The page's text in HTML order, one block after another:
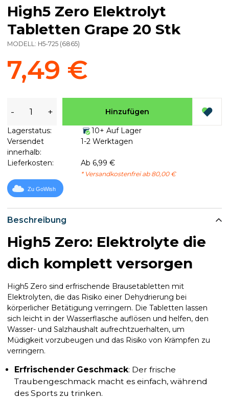
Beschreibung
High5 Zero: Elektrolyte die
dich komplett versorgen
High5 Zero sind erfrischende Brausetabletten mit
Elektrolyten, die das Risiko einer Dehydrierung bei
körperlicher Betätigung verringern. Die Tabletten lassen
sich leicht in der Wasserflasche auflösen und helfen, den
Wasser- und Salzhaushalt aufrechtzuerhalten, um
Müdigkeit vorzubeugen und das Risiko von Krämpfen zu
verringern.
Erfrischender Geschmack: Der frische
Traubengeschmack macht es einfach, während
des Sports zu trinken.
High5 Zero Elektrolyt
Tabletten Grape 20 Stk
MODELL: H5-725 (6865)
7,49 €
- + Hinzufügen
Lagerstatus:
10+ Auf Lager
Versendet
innerhalb:
1-2 Werktagen
Lieferkosten: Ab 6,99 €
* Versandkostenfrei ab 80,00 €
Zu GoWish